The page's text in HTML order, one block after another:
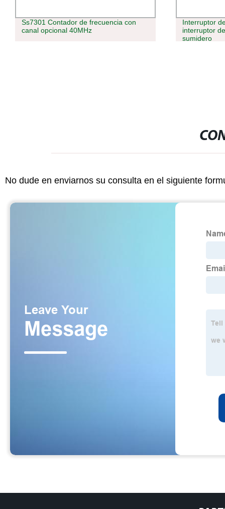
Interruptor de nivel de Magnetrol-
interruptor de flotación para bomba de
Interruptor
reflexión
compacta
No dude en enviarnos su consulta en el siguiente